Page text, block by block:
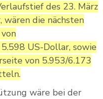
des 23. März
die nächsten
US-Dollar, sowie
von 5.953/6.173
wäre bei der